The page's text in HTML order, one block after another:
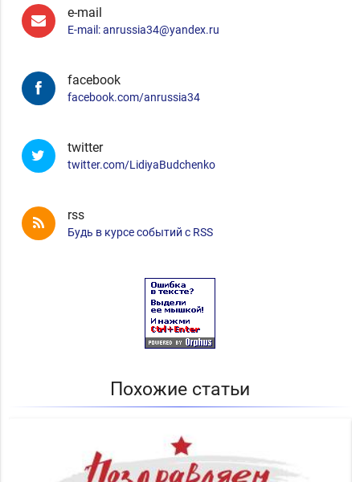
e-mail
E-mail: anrussia34@yandex.ru
facebook
facebook.com/anrussia34
twitter
twitter.com/LidiyaBudchenko
rss
Будь в курсе событий с RSS
Похожие статьи